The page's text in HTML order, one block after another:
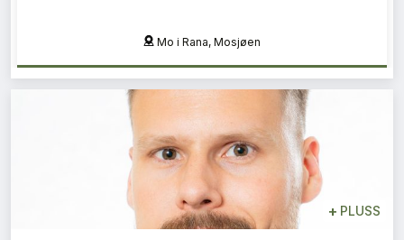
Mo i Rana, Mosjøen
+ PLUSS